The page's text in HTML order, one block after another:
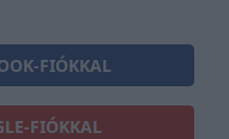
FIÓKKAL
FIÓKKAL